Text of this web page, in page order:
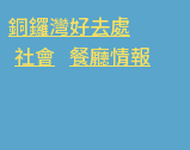
銅鑼灣好去處
社會 餐廳情報